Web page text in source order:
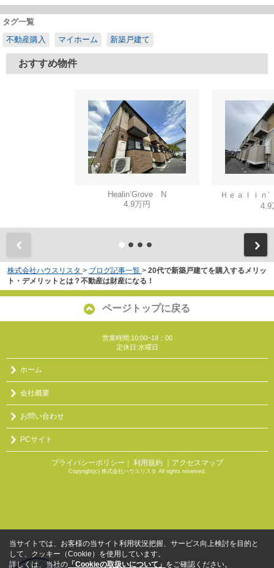
タグ一覧
不動産購入
マイホーム 新築戸建て
おすすめ物件
Healin’Grove N
4.9万円
Ｈｅａｌｉｎ
4.9
株式会社ハウスリスタ > ブログ記事一覧 > 20代で新築戸建てを購入するメリッ
ト・デメリットとは？不動産は財産になる！
ページトップに戻る
営業時間:10:00~19：00
定休日:水曜日
ホーム
会社概要
お問い合わせ
PCサイト
プライバシーポリシー ｜ 利用規約 ｜アクセスマップ
Copyright(c) 株式会社ハウスリスタ All rights reserved.
当サイトでは、お客様の当サイト利用状況把握、サービス向上検討を目的と
して、クッキー（Cookie）を使用しています。
詳しくは、当社の 「Cookieの取扱いについて」 をご確認ください。